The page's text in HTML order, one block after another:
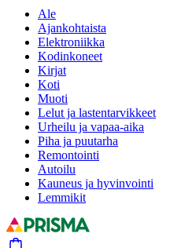
Ale
Ajankohtaista
Elektroniikka
Kodinkoneet
Kirjat
Koti
Muoti
Lelut ja lastentarvikkeet
Urheilu ja vapaa-aika
Piha ja puutarha
Remontointi
Autoilu
Kauneus ja hyvinvointi
Lemmikit